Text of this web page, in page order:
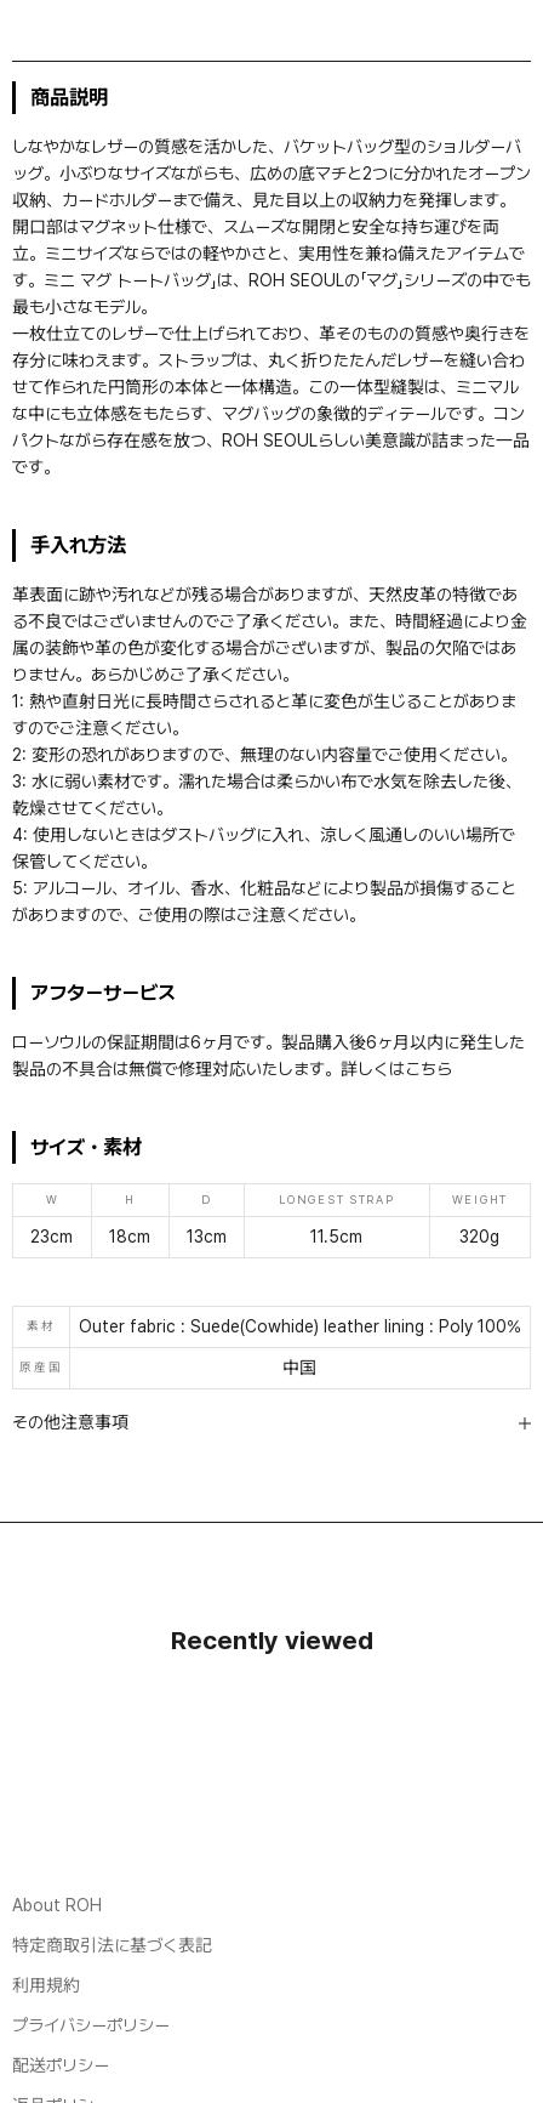
商品説明
しなやかなレザーの質感を活かした、バケットバッグ型のショルダーバ
ッグ。小ぶりなサイズながらも、広めの底マチと2つに分かれたオープン
収納、カードホルダーまで備え、見た目以上の収納力を発揮します。
開口部はマグネット仕様で、スムーズな開閉と安全な持ち運びを両
立。ミニサイズならではの軽やかさと、実用性を兼ね備えたアイテムで
す。ミニ マグ トートバッグ」は、ROH SEOULの「マグ」シリーズの中でも
最も小さなモデル。
一枚仕立てのレザーで仕上げられており、革そのものの質感や奥行きを
存分に味わえます。ストラップは、丸く折りたたんだレザーを縫い合わ
せて作られた円筒形の本体と一体構造。この一体型縫製は、ミニマル
な中にも立体感をもたらす、マグバッグの象徴的ディテールです。コン
パクトながら存在感を放つ、ROH SEOULらしい美意識が詰まった一品
です。
手入れ方法
革表面に跡や汚れなどが残る場合がありますが、天然皮革の特徴であ
る不良ではございませんのでご了承ください。また、時間経過により金
属の装飾や革の色が変化する場合がございますが、製品の欠陥ではあ
りません。あらかじめご了承ください。
1: 熱や直射日光に長時間さらされると革に変色が生じることがありま
すのでご注意ください。
2: 変形の恐れがありますので、無理のない内容量でご使用ください。
3: 水に弱い素材です。濡れた場合は柔らかい布で水気を除去した後、
乾燥させてください。
4: 使用しないときはダストバッグに入れ、涼しく風通しのいい場所で
保管してください。
5: アルコール、オイル、香水、化粧品などにより製品が損傷すること
がありますので、ご使用の際はご注意ください。
アフターサービス
ローソウルの保証期間は6ヶ月です。製品購入後6ヶ月以内に発生した
製品の不具合は無償で修理対応いたします。詳しくはこちら
サイズ・素材
W H D LONGEST STRAP WEIGHT
23cm 18cm 13cm 11.5cm 320g
素材 Outer fabric : Suede(Cowhide) leather lining : Poly 100%
原産国 中国
その他注意事項
Recently viewed
About ROH
特定商取引法に基づく表記
利用規約
プライバシーポリシー
配送ポリシー